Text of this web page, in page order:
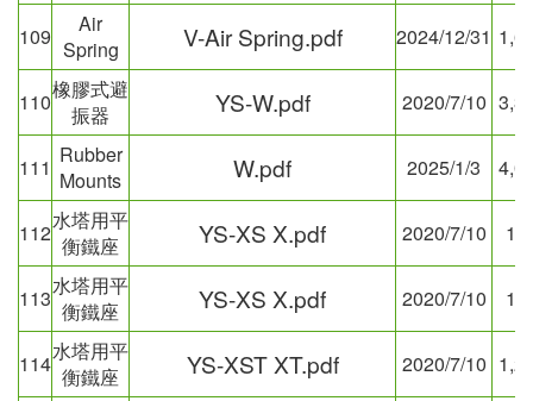
109
Air
Spring
V-Air Spring.pdf 2024/12/31
110橡膠式避
振器
YS-W.pdf 2020/7/10
111 Rubber
Mounts
W.pdf 2025/1/3
112水塔用平
衡鐵座
YS-XS X.pdf 2020/7/10
113水塔用平
衡鐵座
YS-XS X.pdf 2020/7/10
114水塔用平
衡鐵座
YS-XST XT.pdf 2020/7/10